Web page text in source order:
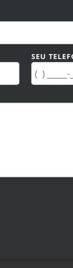
SEU